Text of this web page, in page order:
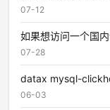
07-12
如果想访问一个国
07-28
datax mysql-
06-03